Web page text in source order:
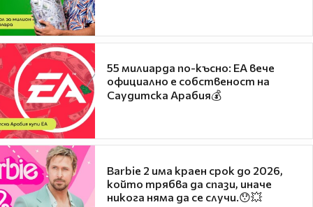
55 милиарда по-късно: EA вече
официално е собственост на
Саудитска Арабия💰
Barbie 2 има краен срок до 2026,
който трябва да спази, иначе
никога няма да се случи.😯💥